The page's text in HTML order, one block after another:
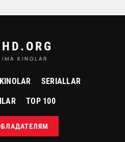
KINOLAR
KINOLAR SERIALLAR
TOP 100